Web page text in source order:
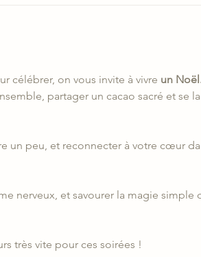
célébrer, on vous invite à vivre un
partager un cacao sacré et se
un peu, et reconnecter à votre cœur
nerveux, et savourer la magie simple
très vite pour ces soirées !